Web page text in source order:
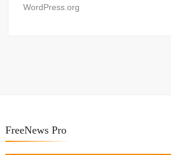
WordPress.org
FreeNews Pro